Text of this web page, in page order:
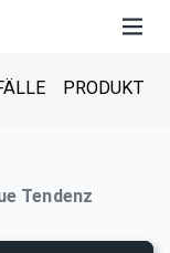
PRODUKT
Tendenz